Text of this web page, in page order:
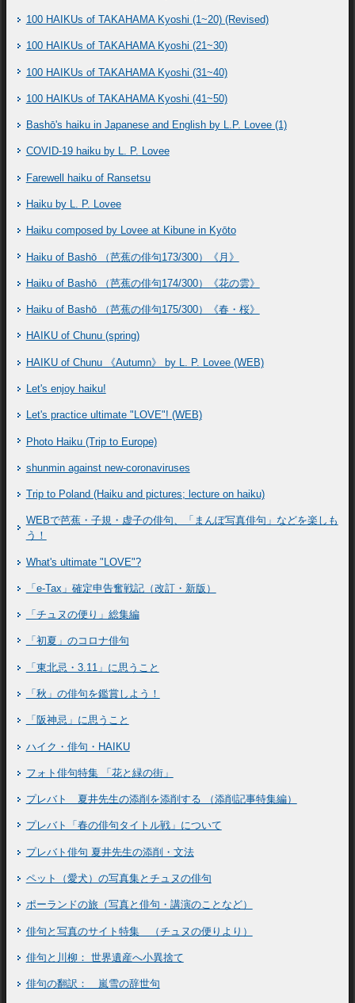
100 HAIKUs of TAKAHAMA Kyoshi (1~20) (Revised)
100 HAIKUs of TAKAHAMA Kyoshi (21~30)
100 HAIKUs of TAKAHAMA Kyoshi (31~40)
100 HAIKUs of TAKAHAMA Kyoshi (41~50)
Bashō's haiku in Japanese and English by L.P. Lovee (1)
COVID-19 haiku by L. P. Lovee
Farewell haiku of Ransetsu
Haiku by L. P. Lovee
Haiku composed by Lovee at Kibune in Kyōto
Haiku of Bashō （芭蕉の俳句173/300）《月》
Haiku of Bashō （芭蕉の俳句174/300）《花の雲》
Haiku of Bashō （芭蕉の俳句175/300）《春・桜》
HAIKU of Chunu (spring)
HAIKU of Chunu 《Autumn》 by L. P. Lovee (WEB)
Let's enjoy haiku!
Let's practice ultimate "LOVE"! (WEB)
Photo Haiku (Trip to Europe)
shunmin against new-coronaviruses
Trip to Poland (Haiku and pictures; lecture on haiku)
WEBで芭蕉・子規・虚子の俳句、「まんぽ写真俳句」などを楽しも
う！
What's ultimate "LOVE"?
「e-Tax」確定申告奮戦記（改訂・新版）
「チュヌの便り」総集編
「初夏」のコロナ俳句
「東北忌・3.11」に思うこと
「秋」の俳句を鑑賞しよう！
「阪神忌」に思うこと
ハイク・俳句・HAIKU
フォト俳句特集 「花と緑の街」
プレバト 夏井先生の添削を添削する （添削記事特集編）
プレバト「春の俳句タイトル戦」について
プレバト俳句 夏井先生の添削・文法
ペット（愛犬）の写真集とチュヌの俳句
ポーランドの旅（写真と俳句・講演のことなど）
俳句と写真のサイト特集 （チュヌの便りより）
俳句と川柳： 世界遺産へ小異捨て
俳句の翻訳： 嵐雪の辞世句